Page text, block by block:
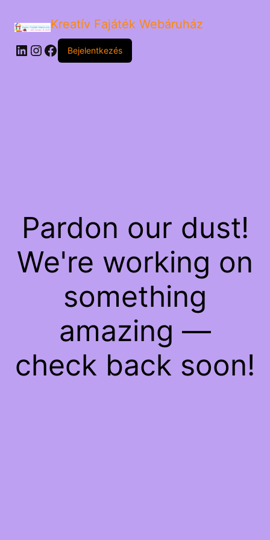
Kreatív Fajáték Webáruház
LinkedIn
Instagram
Facebook
Bejelentkezés
Pardon our dust!
We're working on
something
amazing —
check back soon!